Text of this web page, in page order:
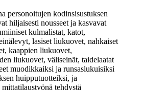
personoitujen kodinsisustuksen
hiljaisesti nousseet ja kasvavat
kulmalistat, katot,
lasiset liukuovet, nahkaiset
kaappien liukuovet,
liukuovet, väliseinät, taidelaatat
muodikkaiksi ja runsaslukuisiksi
huipputuotteiksi, ja
tehdystä